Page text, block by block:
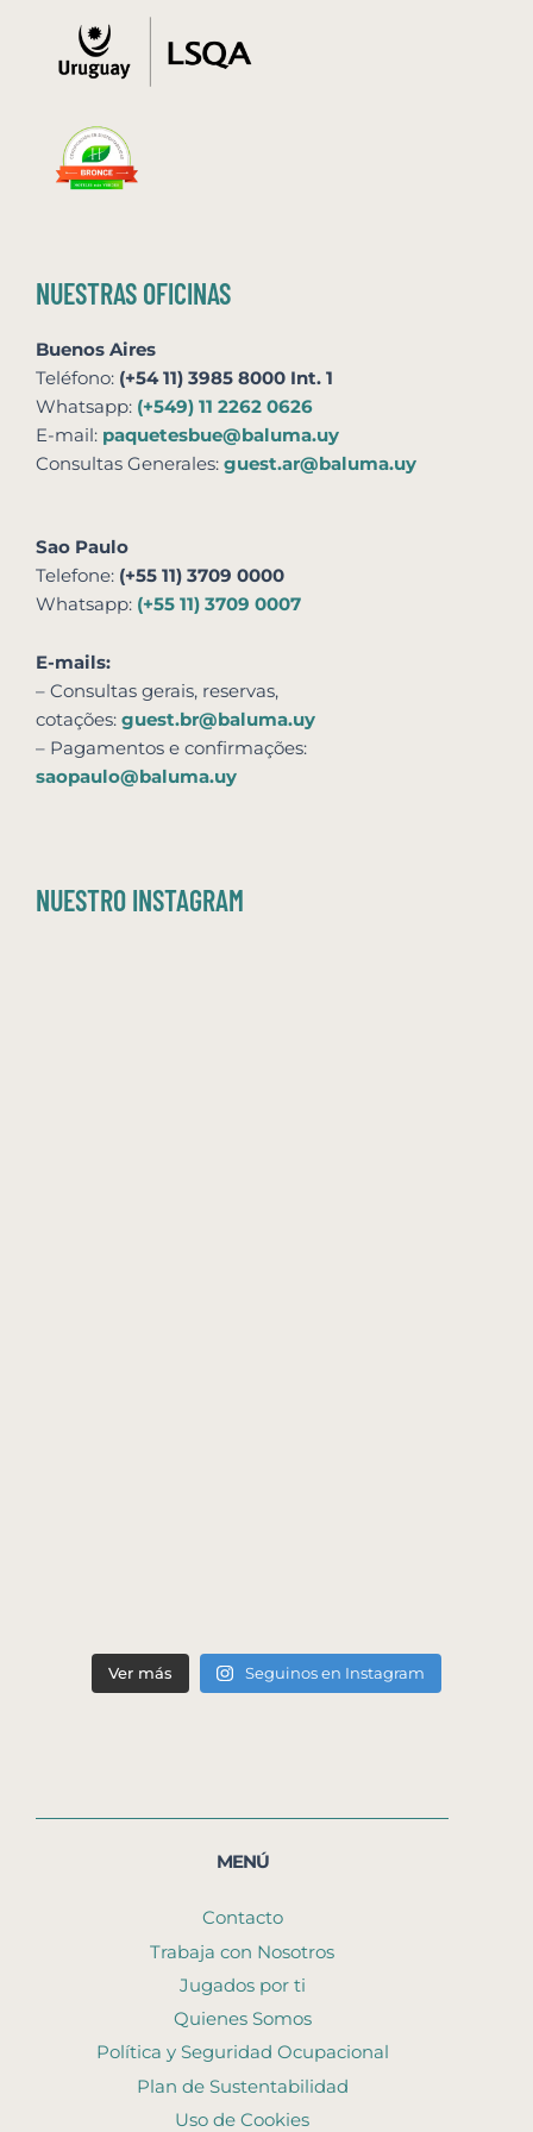
NUESTRAS OFICINAS
Buenos Aires
Teléfono: (+54 11) 3985 8000 Int. 1
Whatsapp: (+549) 11 2262 0626
E-mail: paquetesbue@baluma.uy
Consultas Generales: guest.ar@baluma.uy
Sao Paulo
Telefone: (+55 11) 3709 0000
Whatsapp: (+55 11) 3709 0007
E-mails:
– Consultas gerais, reservas,
cotações: guest.br@baluma.uy
– Pagamentos e confirmações:
saopaulo@baluma.uy
NUESTRO INSTAGRAM
Ver más Seguinos en Instagram
MENÚ
Contacto
Trabaja con Nosotros
Jugados por ti
Quienes Somos
Política y Seguridad Ocupacional
Plan de Sustentabilidad
Uso de Cookies